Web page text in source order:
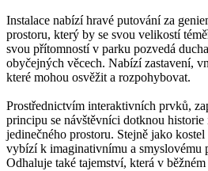
Instalace nabízí hravé putování za
prostoru, který by se svou velikostí
svou přítomností v parku pozvedá
obyčejných věcech. Nabízí zastavení,
které mohou osvěžit a rozpohybovat.
Prostřednictvím interaktivních prvků,
principu se návštěvníci dotknou historie
jedinečného prostoru. Stejně jako
vybízí k imaginativnímu a smyslovému
Odhaluje také tajemství, která v